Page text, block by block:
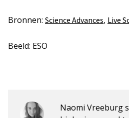
Bronnen: Science Advances, Live
Beeld: ESO
Naomi Vreeburg